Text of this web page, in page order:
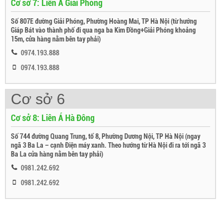
Cơ sở 7: Liên Á Giải Phóng
Số 807E đường Giải Phóng, Phường Hoàng Mai, TP Hà Nội (từ hướng
Giáp Bát vào thành phố đi qua nga ba Kim Đồng+Giải Phóng khoảng
15m, cửa hàng nằm bên tay phải)
0974.193.888
0974.193.888
Cơ sở 6
Cơ sở 8: Liên Á Hà Đông
Số 744 đường Quang Trung, tổ 8, Phường Dương Nội, TP Hà Nội (ngay
ngã 3 Ba La – cạnh Điện máy xanh. Theo hướng từ Hà Nội đi ra tới ngã 3
Ba La cửa hàng nằm bên tay phải)
0981.242.692
0981.242.692